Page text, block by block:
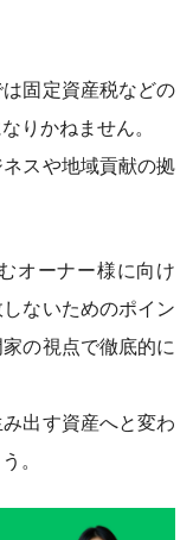
固定資産税などの
りかねません。
スや地域貢献の拠
オーナー様に向け
ないためのポイン
の視点で徹底的に
出す資産へと変わ
。